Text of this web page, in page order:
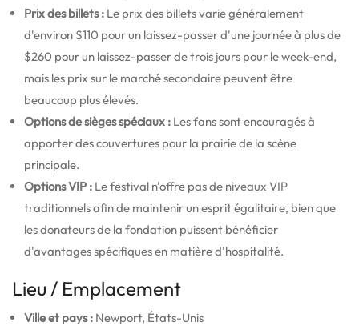
Prix des billets : Le prix des billets varie généralement
d'environ $110 pour un laissez-passer d'une journée à plus de
$260 pour un laissez-passer de trois jours pour le week-end,
mais les prix sur le marché secondaire peuvent être
beaucoup plus élevés.
Options de sièges spéciaux : Les fans sont encouragés à
apporter des couvertures pour la prairie de la scène
principale.
Options VIP : Le festival n'offre pas de niveaux VIP
traditionnels afin de maintenir un esprit égalitaire, bien que
les donateurs de la fondation puissent bénéficier
d'avantages spécifiques en matière d'hospitalité.
Lieu / Emplacement
Ville et pays : Newport, États-Unis